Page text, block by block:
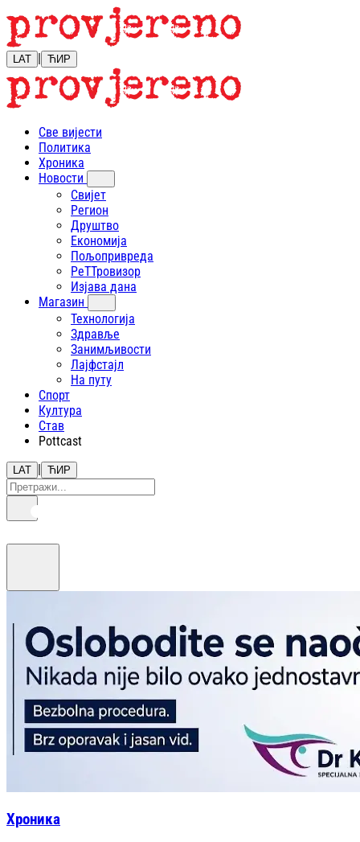
LAT | ЋИР
Све вијести
Политика
Хроника
Новости
Свијет
Регион
Друштво
Економија
Пољопривреда
РеТТровизор
Изјава дана
Магазин
Технологија
Здравље
Занимљивости
Лајфстajл
На путу
Спорт
Култура
Став
Pottcast
LAT | ЋИР
Хроника